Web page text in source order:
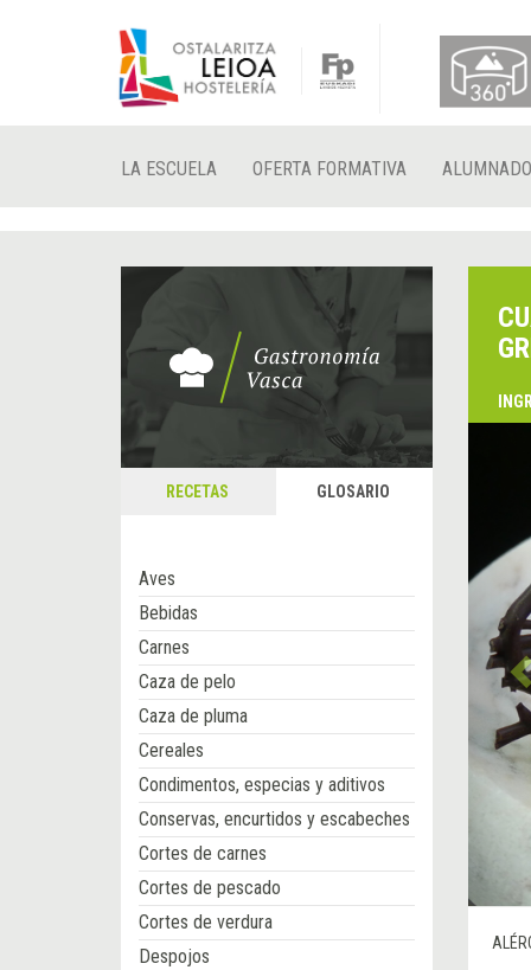
LA ESCUELA OFERTA FORMATIVA ALUMNADO
RECETAS GLOSARIO
Aves
Bebidas
Carnes
Caza de pelo
Caza de pluma
Cereales
Condimentos, especias y aditivos
Conservas, encurtidos y escabeches
Cortes de carnes
Cortes de pescado
Cortes de verdura
Despojos